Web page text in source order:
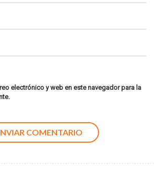
electrónico y web en este navegador para la